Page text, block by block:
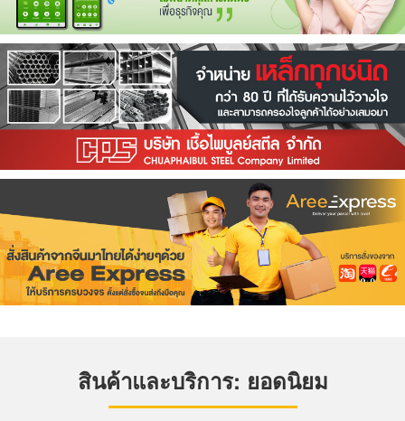
สินค้าและบริการ: ยอดนิยม